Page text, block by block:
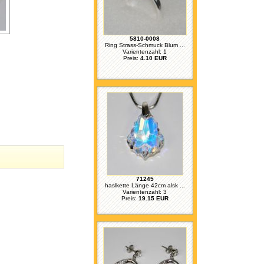
5810-0008
Ring Strass-Schmuck Blum ...
Varientenzahl: 1
Preis: 4.10 EUR
71245
haslkette Länge 42cm alsk ...
Varientenzahl: 3
Preis: 19.15 EUR